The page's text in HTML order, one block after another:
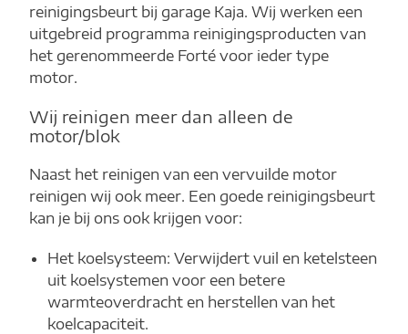
reinigingsbeurt bij garage Kaja. Wij werken een
uitgebreid programma reinigingsproducten van
het gerenommeerde Forté voor ieder type
motor.
Wij reinigen meer dan alleen de
motor/blok
Naast het reinigen van een vervuilde motor
reinigen wij ook meer. Een goede reinigingsbeurt
kan je bij ons ook krijgen voor:
Het koelsysteem: Verwijdert vuil en ketelsteen
uit koelsystemen voor een betere
warmteoverdracht en herstellen van het
koelcapaciteit.